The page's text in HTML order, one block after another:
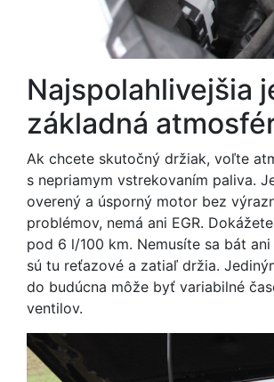
Najspolahlivejšia
základná
Ak chcete skutočný držiak, voľte
s nepriamym vstrekovaním paliva.
overený a úsporný motor bez
problémov, nemá ani EGR.
pod 6 l/100 km. Nemusíte sa bát
sú tu reťazové a zatiaľ držia.
do budúcna môže byť variabilné
ventilov.